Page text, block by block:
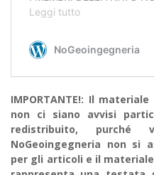
IMPORTANTE!: Il
non ci siano avvisi
redistribuito,
NoGeoingegneria non si
per gli articoli e il